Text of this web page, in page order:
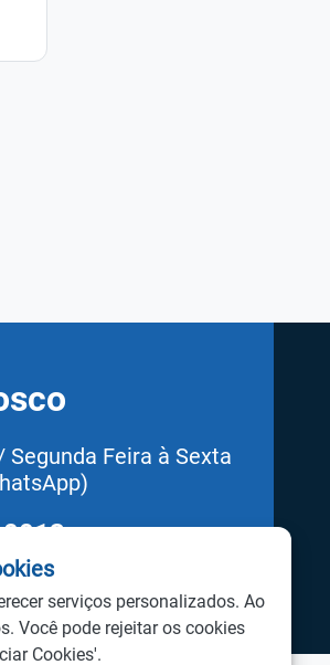
Feira à Sexta
serviços personalizados. Ao
Você pode rejeitar os cookies
Cookies'.